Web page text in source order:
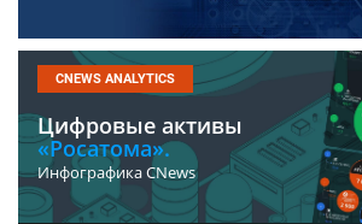
CNEWS ANALYTICS
Цифровые активы
«Росатома».
Инфографика CNews